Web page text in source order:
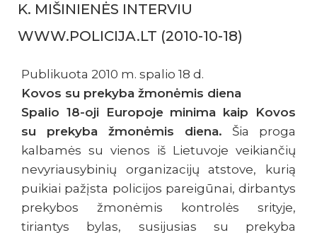
K. MIŠINIENĖS INTERVIU
WWW.POLICIJA.LT (2010-10-18)
Publikuota 2010 m. spalio 18 d.
Kovos su prekyba žmonėmis diena
Spalio 18-oji Europoje minima kaip Kovos
su prekyba žmonėmis diena. Šia proga
kalbamės su vienos iš Lietuvoje veikiančių
nevyriausybinių organizacijų atstove, kurią
puikiai pažįsta policijos pareigūnai, dirbantys
prekybos žmonėmis kontrolės srityje,
tiriantys bylas, susijusias su prekyba